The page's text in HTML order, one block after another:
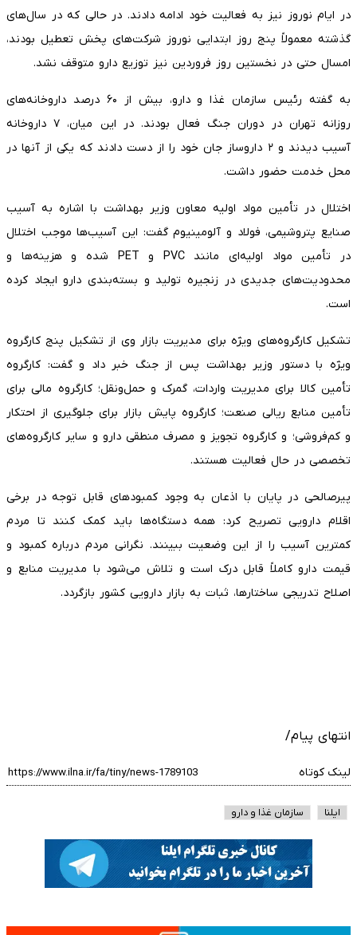
در ایام نوروز نیز به فعالیت خود ادامه دادند. در حالی که در سال‌های
گذشته معمولاً پنج روز ابتدایی نوروز شرکت‌های پخش تعطیل بودند،
امسال حتی در نخستین روز فروردین نیز توزیع دارو متوقف نشد.
به گفته رئیس سازمان غذا و دارو، بیش از ۶۰ درصد داروخانه‌های
روزانه تهران در دوران جنگ فعال بودند. در این میان، ۷ داروخانه
آسیب دیدند و ۲ داروساز جان خود را از دست دادند که یکی از آنها در
محل خدمت حضور داشت.
اختلال در تأمین مواد اولیه معاون وزیر بهداشت با اشاره به آسیب
صنایع پتروشیمی، فولاد و آلومینیوم گفت: این آسیب‌ها موجب اختلال
در تأمین مواد اولیه‌ای مانند PVC و PET شده و هزینه‌ها و
محدودیت‌های جدیدی در زنجیره تولید و بسته‌بندی دارو ایجاد کرده
است.
تشکیل کارگروه‌های ویژه برای مدیریت بازار وی از تشکیل پنج کارگروه
ویژه با دستور وزیر بهداشت پس از جنگ خبر داد و گفت: کارگروه
تأمین کالا برای مدیریت واردات، گمرک و حمل‌ونقل؛ کارگروه مالی برای
تأمین منابع ریالی صنعت؛ کارگروه پایش بازار برای جلوگیری از احتکار
و کم‌فروشی؛ و کارگروه تجویز و مصرف منطقی دارو و سایر کارگروه‌های
تخصصی در حال فعالیت هستند.
پیرصالحی در پایان با اذعان به وجود کمبود‌های قابل توجه در برخی
اقلام دارویی تصریح کرد: همه دستگاه‌ها باید کمک کنند تا مردم
کمترین آسیب را از این وضعیت ببینند. نگرانی مردم درباره کمبود و
قیمت دارو کاملاً قابل درک است و تلاش می‌شود با مدیریت منابع و
اصلاح تدریجی ساختارها، ثبات به بازار دارویی کشور بازگردد.
انتهای پیام/
لینک کوتاه
ایلنا سازمان غذا و دارو